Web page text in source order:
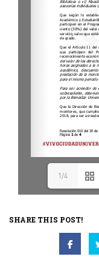
1/4
SHARE THIS POST!